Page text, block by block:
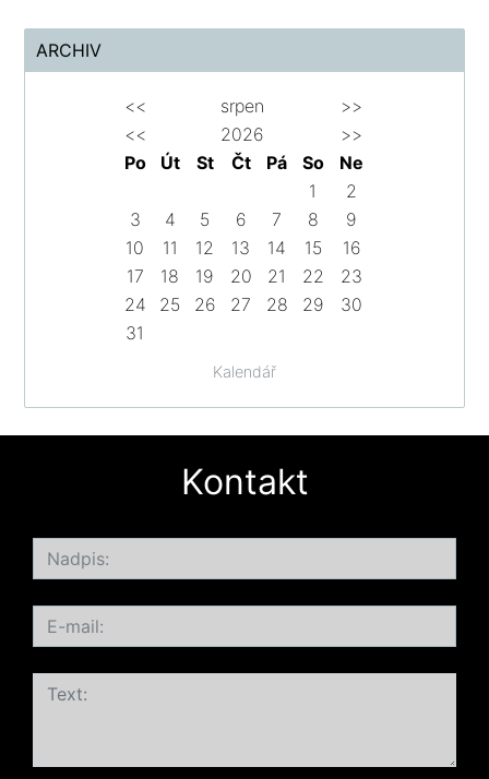
ARCHIV
Kalendář
<< srpen
>>
<<
2026
>>
Po
Út St Čt Pá So
Ne
1
2
3
4 5 6 7 8
9
10
11 12 13 14 15
16
17
18 19 20 21 22
23
24
25 26 27 28 29
30
31
Kontakt